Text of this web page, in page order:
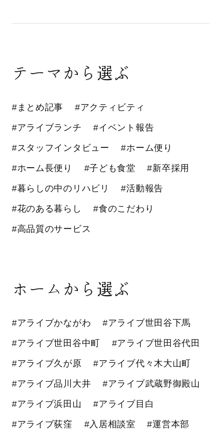
テーマから選ぶ
#まとめ記事 #アクティビティ
#アライブランチ #イベント報告
#スタッフインタビュー #ホーム便り
#ホーム長便り #子ども食堂 #新卒採用
#暮らしの中のリハビリ #活動報告
#花のある暮らし #食のこだわり
#高品質のサービス
ホームから選ぶ
#アライブかながわ #アライブ世田谷下馬
#アライブ世田谷中町 #アライブ世田谷代田
#アライブ久が原 #アライブ代々木大山町
#アライブ品川大井 #アライブ武蔵野御殿山
#アライブ浜田山 #アライブ目白
#アライブ荻窪 #入居相談室 #運営本部